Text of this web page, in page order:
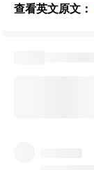
查看英文原文：